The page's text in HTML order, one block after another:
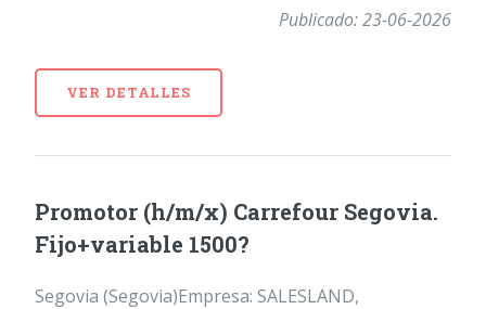
Publicado: 23-06-2026
VER DETALLES
Promotor (h/m/x) Carrefour Segovia.
Fijo+variable 1500?
Segovia (Segovia)Empresa: SALESLAND,